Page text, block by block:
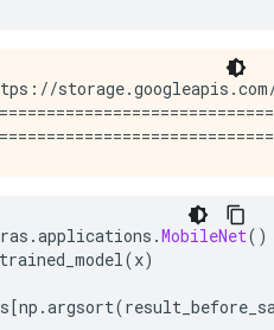
.applications .MobileNet()
(x)
[np .argsort(